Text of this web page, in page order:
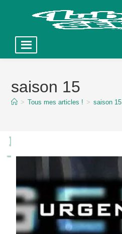
contentsaison 15
> Tous mes articles ! > saison 15